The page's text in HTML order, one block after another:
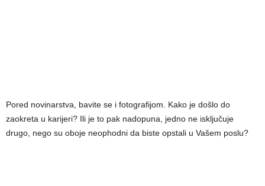
Pored novinarstva, bavite se i fotografijom. Kako je došlo do
zaokreta u karijeri? Ili je to pak nadopuna, jedno ne isključuje
drugo, nego su oboje neophodni da biste opstali u Vašem poslu?